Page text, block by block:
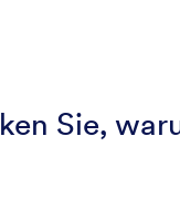
Sie,